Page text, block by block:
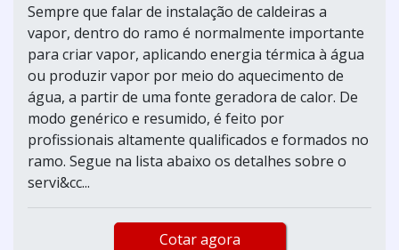
Sempre que falar de instalação de caldeiras a
vapor, dentro do ramo é normalmente importante
para criar vapor, aplicando energia térmica à água
ou produzir vapor por meio do aquecimento de
água, a partir de uma fonte geradora de calor. De
modo genérico e resumido, é feito por
profissionais altamente qualificados e formados no
ramo. Segue na lista abaixo os detalhes sobre o
servi&cc...
Cotar agora